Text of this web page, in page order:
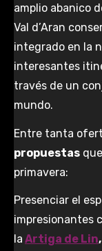
amplio abanico
Val d’Aran
integrado en la
interesantes
través de un
mundo.
Entre tanta
propuestas
primavera:
Presenciar el
impresionantes
la Artiga de Lin,